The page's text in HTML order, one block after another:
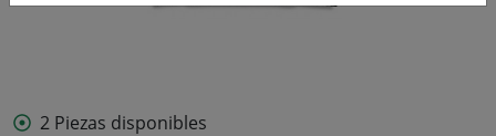
2 Piezas disponibles